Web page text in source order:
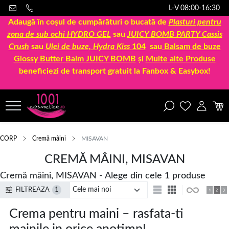
L-V 08:00-16:30
Adaugă în coșul de cumpărături o bucată de Plasturi pentru
zona de sub ochi HYDRO GEL sau JUICY BOMB PARTY Cassis
Crush sau Ulei de buze, Hydra Kiss 104sau Balsam de buze
Glossy Butter Balm JUICY BOMB și Multe alte Produse
beneficiezi de transport gratuit la Fanbox & Easybox!
CORP Cremă mâini MISAVAN
CREMĂ MÂINI, MISAVAN
Cremă mâini, MISAVAN - Alege din cele 1 produse
FILTREAZA 1
Crema pentru maini – rasfata-ti